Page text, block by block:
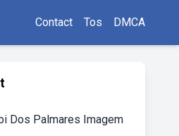
Contact Tos DMCA
Dos Palmares Imagem